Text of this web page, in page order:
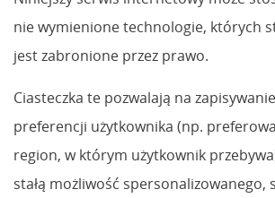
nie wymienione technologie, których
jest zabronione przez prawo.
Ciasteczka te pozwalają na
preferencji użytkownika (np.
region, w którym użytkownik
stałą możliwość spersonalizowanego,